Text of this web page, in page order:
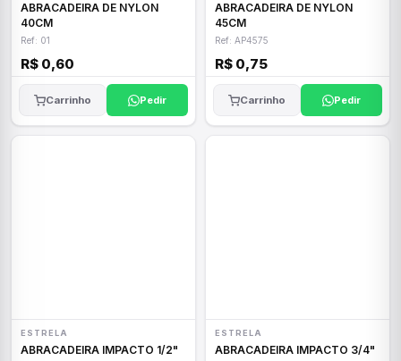
ABRACADEIRA DE NYLON
40CM
Ref: 01
R$ 0,60
Carrinho Pedir
ABRACADEIRA DE NYLON
45CM
Ref: AP4575
R$ 0,75
Carrinho Pedir
ESTRELA
ABRACADEIRA IMPACTO 1/2"
ESTRELA
ABRACADEIRA IMPACTO 3/4"